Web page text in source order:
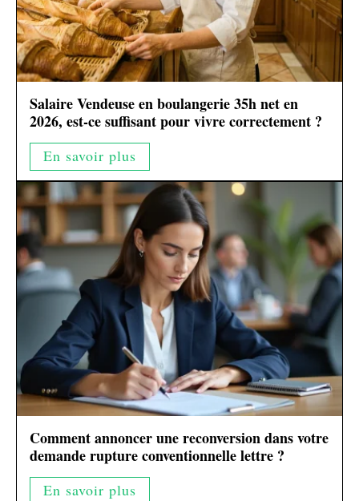
Salaire Vendeuse en boulangerie 35h net en
2026, est-ce suffisant pour vivre correctement ?
En savoir plus
Comment annoncer une reconversion dans votre
demande rupture conventionnelle lettre ?
En savoir plus